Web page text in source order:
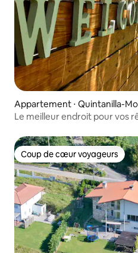
Appartement ⋅ Quintanilla-
Le meilleur endroit pour vos
Coup de cœur voyageurs
Coup de cœur voyageurs